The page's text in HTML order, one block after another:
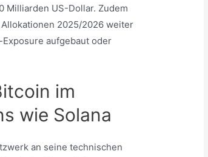
US-Dollar. Zudem
2025/2026 weiter
aufgebaut oder
im
wie Solana
an seine technischen